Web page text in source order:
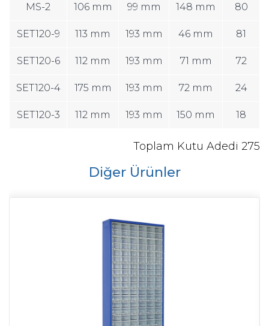
MS-2 106 mm 99 mm 148 mm 80
SET120-9 113 mm 193 mm 46 mm 81
SET120-6 112 mm 193 mm 71 mm 72
SET120-4 175 mm 193 mm 72 mm 24
SET120-3 112 mm 193 mm 150 mm 18
Toplam Kutu Adedi 275
Diğer Ürünler